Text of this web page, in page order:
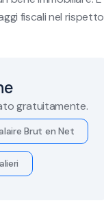
fiscali nel rispetto
gratuitamente.
Brut en Net